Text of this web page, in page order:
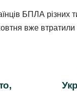
БПЛА
вже втратили